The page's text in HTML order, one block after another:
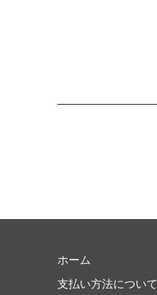
ホーム
支払い方法について